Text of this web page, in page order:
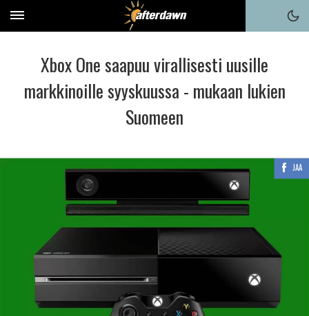
Xbox One saapuu virallisesti uusille
markkinoille syyskuussa - mukaan lukien
Suomeen
JAA